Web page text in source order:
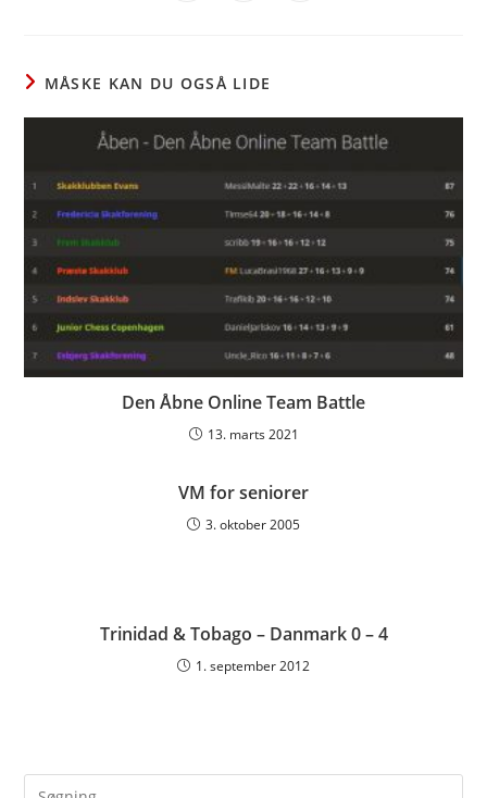
MÅSKE KAN DU OGSÅ LIDE
Den Åbne Online Team Battle
13. marts 2021
VM for seniorer
3. oktober 2005
Trinidad & Tobago – Danmark 0 – 4
1. september 2012